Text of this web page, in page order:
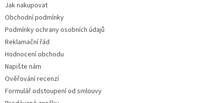
Jak nakupovat
Obchodní podmínky
Podmínky ochrany osobních údajů
Reklamační řád
Hodnocení obchodu
Napište nám
Ověřování recenzí
Formulář odstoupení od smlouvy